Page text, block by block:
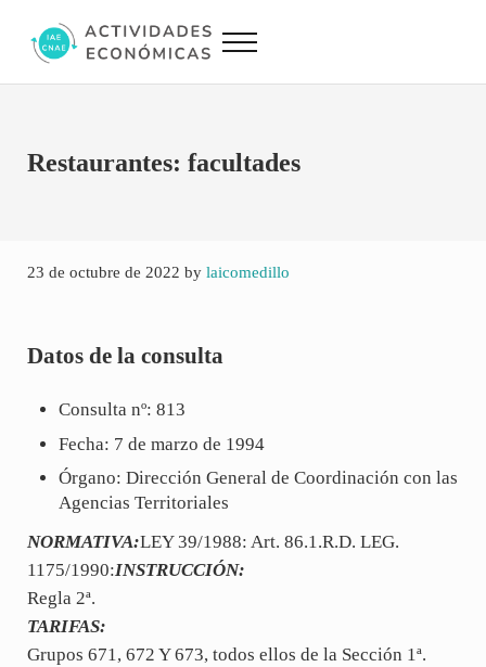
Actividades Económicas IAE CNAE
Menu
Restaurantes: facultades
23 de octubre de 2022 by laicomedillo
Datos de la consulta
Consulta nº: 813
Fecha: 7 de marzo de 1994
Órgano: Dirección General de Coordinación con las
Agencias Territoriales
NORMATIVA:LEY 39/1988: Art. 86.1.R.D. LEG.
1175/1990:INSTRUCCIÓN:
Regla 2ª.
TARIFAS:
Grupos 671, 672 Y 673, todos ellos de la Sección 1ª.